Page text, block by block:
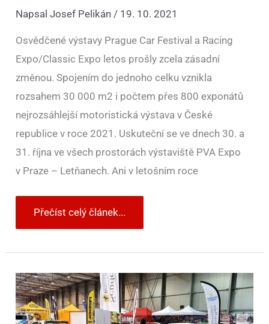
NapsalJosef Pelikán/ 19. 10. 2021
Osvědčené výstavy Prague Car Festival a Racing
Expo/Classic Expo letos prošly zcela zásadní
změnou. Spojením do jednoho celku vznikla
rozsahem 30 000 m2 i počtem přes 800 exponátů
nejrozsáhlejší motoristická výstava v České
republice v roce 2021. Uskuteční se ve dnech 30. a
31. října ve všech prostorách výstaviště PVA Expo
v Praze – Letňanech. Ani v letošním roce
Přečíst celý článek...
V
Praze
začala
výstava
závodních